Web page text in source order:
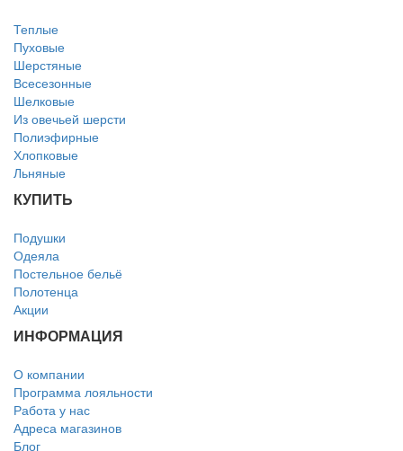
Теплые
Пуховые
Шерстяные
Всесезонные
Шелковые
Из овечьей шерсти
Полиэфирные
Хлопковые
Льняные
КУПИТЬ
Подушки
Одеяла
Постельное бельё
Полотенца
Акции
ИНФОРМАЦИЯ
О компании
Программа лояльности
Работа у нас
Адреса магазинов
Блог